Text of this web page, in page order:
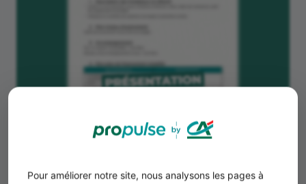
Pour améliorer notre site, nous analysons les pages à